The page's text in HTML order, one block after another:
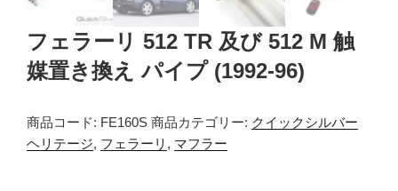
フェラーリ 512 TR 及び 512 M 触
媒置き換え パイプ (1992-96)
商品コード: FE160S 商品カテゴリー: クイックシルバー
ヘリテージ, フェラーリ , マフラー